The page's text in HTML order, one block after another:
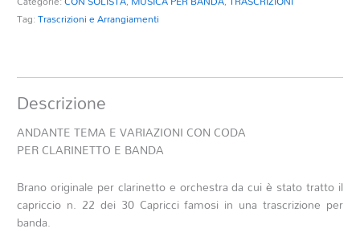
BANDA
quantità
Tag:Trascrizioni e Arrangiamenti
Descrizione
ANDANTE TEMA E VARIAZIONI CON CODA
PER CLARINETTO E BANDA
Brano originale per clarinetto e orchestra da cui è stato tratto il
capriccio n. 22 dei 30 Capricci famosi in una trascrizione per
banda.